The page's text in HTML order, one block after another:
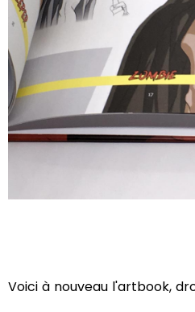
Voici à nouveau l'artbook,